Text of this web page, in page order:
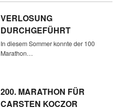
VERLOSUNG
DURCHGEFÜHRT
In diesem Sommer konnte der 100
Marathon…
200. MARATHON FÜR
CARSTEN KOCZOR